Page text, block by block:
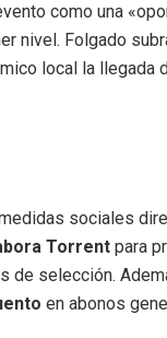
como una
nivel . Folgado
local la llegada
sociales
Torrent para
de selección.
en abonos